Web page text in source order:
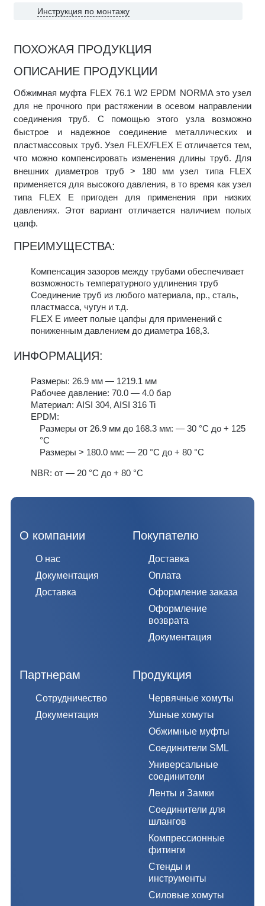
Инструкция по монтажу
ПОХОЖАЯ ПРОДУКЦИЯ
ОПИСАНИЕ ПРОДУКЦИИ
Обжимная муфта FLEX 76.1 W2 EPDM NORMA это узел
для не прочного при растяжении в осевом направлении
соединения труб. С помощью этого узла возможно
быстрое и надежное соединение металлических и
пластмассовых труб. Узел FLEX/FLEX E отличается тем,
что можно компенсировать изменения длины труб. Для
внешних диаметров труб > 180 мм узел типа FLEX
применяется для высокого давления, в то время как узел
типа FLEX E пригоден для применения при низких
давлениях. Этот вариант отличается наличием полых
цапф.
ПРЕИМУЩЕСТВА:
Компенсация зазоров между трубами обеспечивает
возможность температурного удлинения труб
Соединение труб из любого материала, пр., сталь,
пластмасса, чугун и т.д.
FLEX E имеет полые цапфы для применений с
пониженным давлением до диаметра 168,3.
ИНФОРМАЦИЯ:
Размеры: 26.9 мм — 1219.1 мм
Рабочее давление: 70.0 — 4.0 бар
Материал: AISI 304, AISI 316 Ti
EPDM:
Размеры от 26.9 мм до 168.3 мм: — 30 °C до + 125
°C
Размеры > 180.0 мм: — 20 °C до + 80 °C
NBR: от — 20 °C до + 80 °C
О компании
О нас
Документация
Доставка
Покупателю
Доставка
Оплата
Оформление заказа
Оформление
возврата
Документация
Партнерам
Сотрудничество
Документация
Продукция
Червячные хомуты
Ушные хомуты
Обжимные муфты
Соединители SML
Универсальные
соединители
Ленты и Замки
Соединители для
шлангов
Компрессионные
фитинги
Стенды и
инструменты
Силовые хомуты